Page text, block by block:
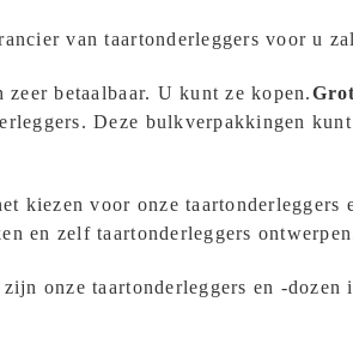
van taartonderleggers voor u
betaalbaar. U kunt ze kopen.
Deze bulkverpakkingen
kiezen voor onze taartonderleggers
en zelf taartonderleggers
onze taartonderleggers en -dozen